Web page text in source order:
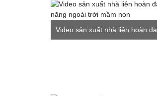
Video sản xuất nhà liên hoàn đa